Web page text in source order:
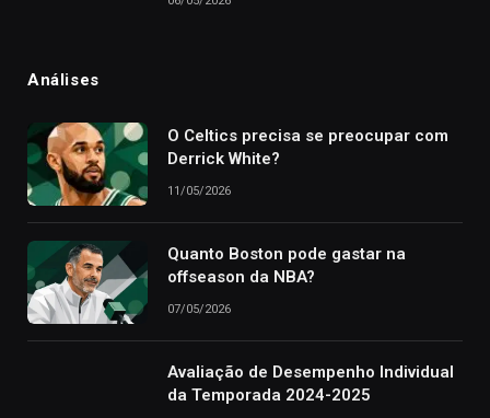
Análises
O Celtics precisa se preocupar com
Derrick White?
11/05/2026
Quanto Boston pode gastar na
offseason da NBA?
07/05/2026
Avaliação de Desempenho Individual
da Temporada 2024-2025